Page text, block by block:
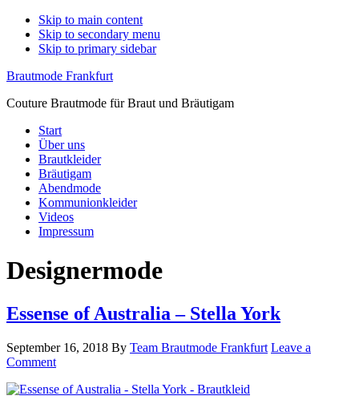
Skip to main content
Skip to secondary menu
Skip to primary sidebar
Brautmode Frankfurt
Couture Brautmode für Braut und Bräutigam
Start
Über uns
Brautkleider
Bräutigam
Abendmode
Kommunionkleider
Videos
Impressum
Designermode
Essense of Australia – Stella York
September 16, 2018 By Team Brautmode Frankfurt Leave a
Comment